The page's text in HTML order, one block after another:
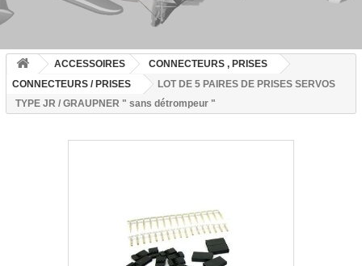
ACCESSOIRES
CONNECTEURS , PRISES
CONNECTEURS / PRISES
LOT DE 5 PAIRES DE PRISES SERVOS
TYPE JR / GRAUPNER " sans détrompeur "